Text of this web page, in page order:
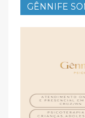
GÊNNIFE